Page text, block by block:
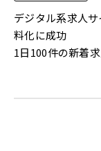
デジタル系求人
料化に成功
1日100件の新着